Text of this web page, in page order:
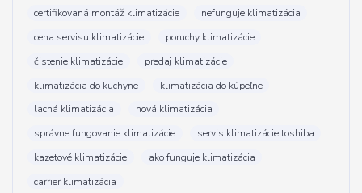
certifikovaná montáž klimatizácie
nefunguje klimatizácia
cena servisu klimatizácie
poruchy klimatizácie
čistenie klimatizácie
predaj klimatizácie
klimatizácia do kuchyne
klimatizácia do kúpeľne
lacná klimatizácia
nová klimatizácia
správne fungovanie klimatizácie
servis klimatizácie toshiba
kazetové klimatizácie
ako funguje klimatizácia
carrier klimatizácia